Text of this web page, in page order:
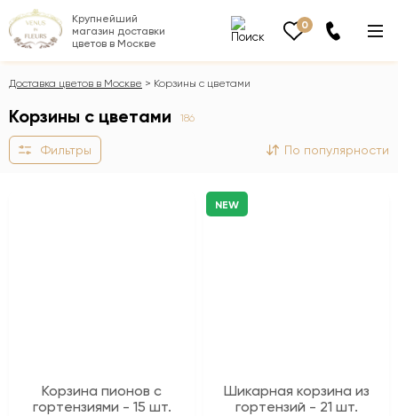
Крупнейший
магазин доставки
цветов в Москве
0
Доставка цветов в Москве Корзины с цветами
Корзины с цветами 186
Фильтры По популярности
Корзина пионов с
гортензиями - 15 шт.
NEW
Шикарная корзина из
гортензий - 21 шт.